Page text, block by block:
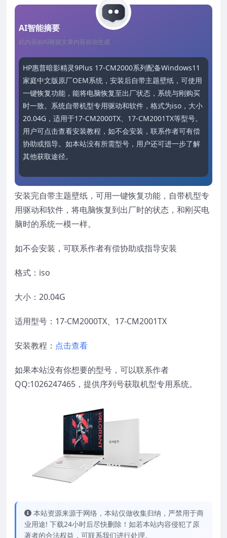
AI智能摘要
此内容由AI根据文章内容自动生成
HP惠普暗影精灵9Plus 17-CM2000系列配备Windows11
家庭中文版原厂OEM系统，安装后自带主题壁纸，可使用
一键恢复功能，能将电脑恢复至出厂状态，系统与刚购买
时一致。系统自带机型专用驱动和软件，格式为iso，大小
20.04G，适用于17-CM2000TX、17-CM2001TX等型号。
用户可点击查看安装教程，如不会安装，联系作者可有偿
协助或指导。如本站没有所需型号，用户还可进一步了解
其他获取途径。
安装完自带主题壁纸，可用一键恢复功能，自带机型专
用驱动和软件，将电脑恢复到出厂时的状态，和刚买电
脑时的系统一模一样。
如不会安装，可联系作者有偿协助或指导安装
格式：iso
大小：20.04G
适用型号：17-CM2000TX、17-CM2001TX
安装教程： 点击查看
如果本站没有你想要的型号，可以联系作者
QQ:1026247465，提供序列号获取机型专用系统。
本站资源来源于网络，本站仅做收集归纳，严禁用于商
业用途! 下载24小时后尽快删除！如若本站内容侵犯了原
著者的合法权益，可联系我们进行处理。